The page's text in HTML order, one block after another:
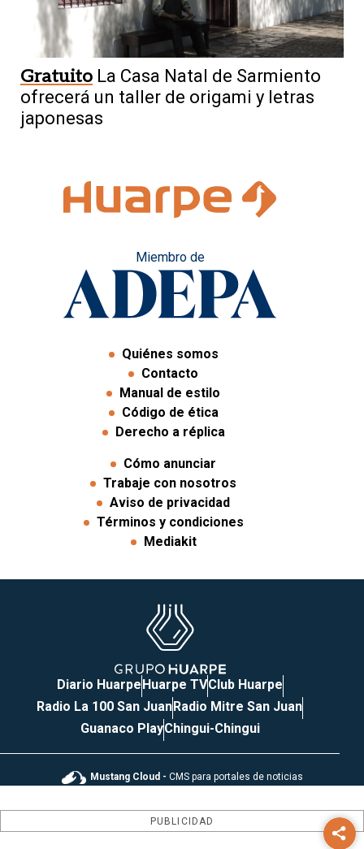
Gratuito La Casa Natal de Sarmiento
ofrecerá un taller de origami y letras
japonesas
Miembro de
Quiénes somos
Contacto
Manual de estilo
Código de ética
Derecho a réplica
Cómo anunciar
Trabaje con nosotros
Aviso de privacidad
Términos y condiciones
Mediakit
Diario HuarpeHuarpe TVClub Huarpe
Radio La 100 San JuanRadio Mitre San Juan
Guanaco PlayChingui-Chingui
Mustang Cloud - CMS para portales de noticias
PUBLICIDAD